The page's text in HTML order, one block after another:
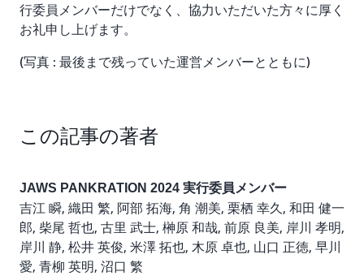
行委員メンバーだけでなく、協力いただいた方々に厚く
お礼申し上げます。
(写真 : 最後まで残っていた運営メンバーとともに)
この記事の著者
JAWS PANKRATION 2024 実行委員メンバー
吉江 瞬, 織田 繁, 阿部 拓海, 角 潮美, 栗栖 幸久, 和田 健一
郎, 柴尾 哲也, 古里 武士, 榊原 和哉, 前原 良美, 岸川 孝明,
岸川 静, 松井 英俊, 米澤 拓也, 木原 卓也, 山口 正徳, 早川
愛, 青柳 英明, 沼口 繁